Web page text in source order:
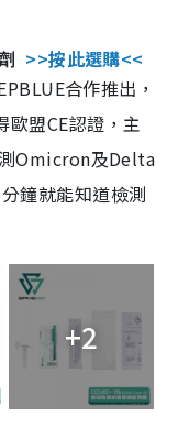
>>按此選購<<
合作推出，
盟CE認證，主
Omicron及Delta
鐘就能知道檢測
+2